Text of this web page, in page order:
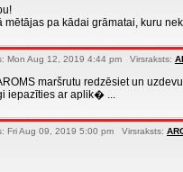
mētājas pa kādai grāmatai, kuru
Mon Aug 12, 2019 4:44 pm Virsraksts:
maršrutu redzēsiet un
iepazīties ar aplik� ...
Fri Aug 09, 2019 5:00 pm Virsraksts: